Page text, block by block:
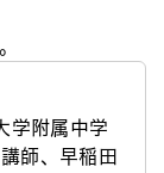
学附属中学
師、早稲田